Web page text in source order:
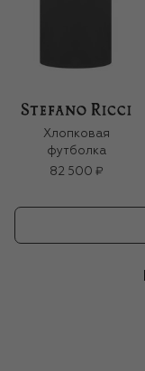
Хлопковая
футболка
82 500 ₽